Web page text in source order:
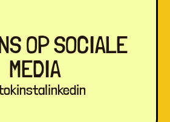
OP SOCIALE
MEDIA
instalinkedin
OP SOCIALE
MEDIA
instalinkedin